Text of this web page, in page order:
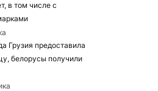
в том числе с
Грузия предоставила
белорусы получили